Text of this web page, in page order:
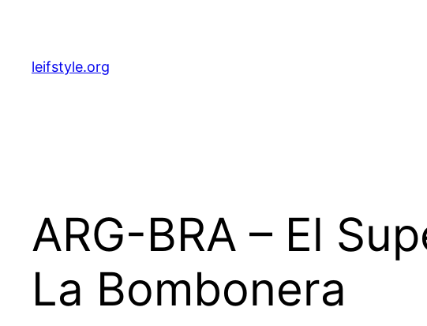
springen
leifstyle.org
ARG-BRA – El
La Bombonera